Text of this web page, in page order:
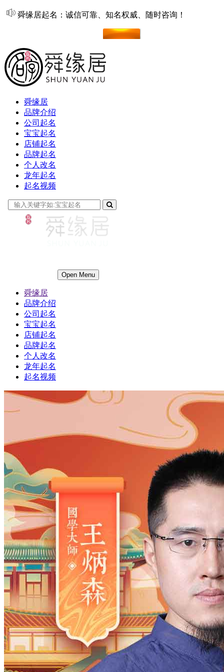
舜缘居起名：诚信可靠、知名权威、随时咨询！
舜缘居
品牌介绍
公司起名
宝宝起名
店铺起名
品牌起名
个人改名
龙年起名
起名视频
Open Menu
舜缘居
品牌介绍
公司起名
宝宝起名
店铺起名
品牌起名
个人改名
龙年起名
起名视频